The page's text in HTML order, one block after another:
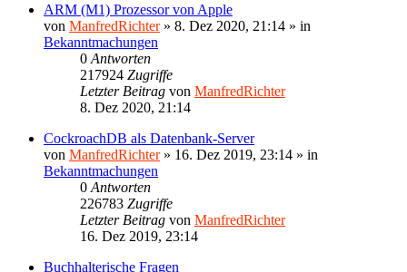
ARM (M1) Prozessor von Apple
von ManfredRichter» 8. Dez 2020, 21:14 » in
Bekanntmachungen
0 Antworten
217924 Zugriffe
Letzter Beitrag von ManfredRichter
8. Dez 2020, 21:14
CockroachDB als Datenbank-Server
von ManfredRichter» 16. Dez 2019, 23:14 » in
Bekanntmachungen
0 Antworten
226783 Zugriffe
Letzter Beitrag von ManfredRichter
16. Dez 2019, 23:14
Buchhalterische Fragen